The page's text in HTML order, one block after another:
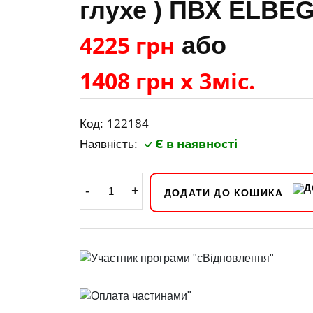
глухе ) ПВХ
4225 грн або
1408 грн х 3міс.
Код: 122184
Наявність: Є в наявності
- + ДОДАТИ ДО КОШИКА